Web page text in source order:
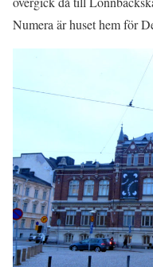
Numera är huset hem för